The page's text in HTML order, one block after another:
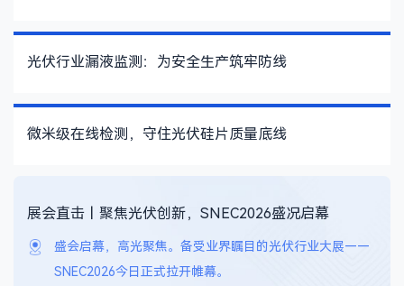
光伏行业漏液监测：为安全生产筑牢防线
微米级在线检测，守住光伏硅片质量底线
展会直击丨聚焦光伏创新，SNEC2026盛况启幕
盛会启幕，高光聚焦。备受业界瞩目的光伏行业大展——
SNEC2026今日正式拉开帷幕。